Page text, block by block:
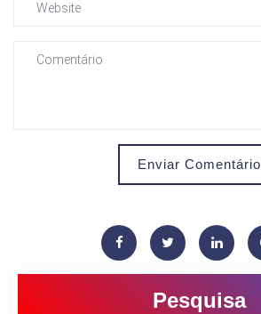
Enviar Comentário
Pesquisa